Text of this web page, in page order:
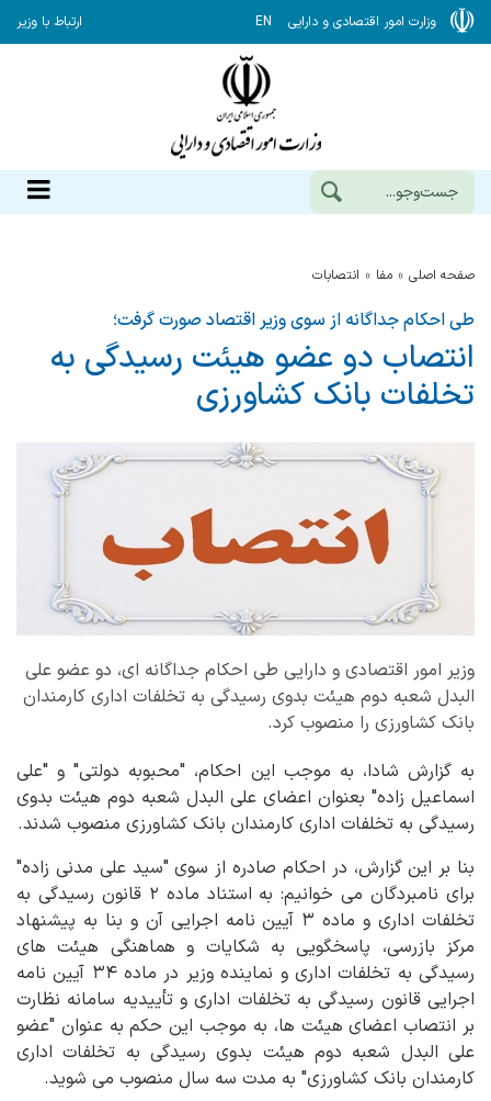
وزارت امور اقتصادی و دارایی EN ارتباط با وزیر
صفحه اصلی مفا انتصابات
طی احکام جداگانه از سوی وزیر اقتصاد صورت گرفت؛
انتصاب دو عضو هیئت رسیدگی به
تخلفات بانک کشاورزی
وزیر امور اقتصادی و دارایی طی احکام جداگانه ای، دو عضو علی
البدل شعبه دوم هیئت بدوی رسیدگی به تخلفات اداری کارمندان
بانک کشاورزی را منصوب کرد.
به گزارش شادا، به موجب این احکام، "محبوبه دولتی" و "علی
اسماعیل زاده" بعنوان اعضای علی البدل شعبه دوم هیئت بدوی
رسیدگی به تخلفات اداری کارمندان بانک کشاورزی منصوب شدند.
بنا بر این گزارش، در احکام صادره از سوی "سید علی مدنی زاده"
برای نامبردگان می خوانیم: به استناد ماده ۲ قانون رسیدگی به
تخلفات اداری و ماده ۳ آیین نامه اجرایی آن و بنا به پیشنهاد
مرکز بازرسی، پاسخگویی به شکایات و هماهنگی هیئت های
رسیدگی به تخلفات اداری و نماینده وزیر در ماده ۳۴ آیین نامه
اجرایی قانون رسیدگی به تخلفات اداری و تأییدیه سامانه نظارت
بر انتصاب اعضای هیئت ها، به موجب این حکم به عنوان "عضو
علی البدل شعبه دوم هیئت بدوی رسیدگی به تخلفات اداری
کارمندان بانک کشاورزی" به مدت سه سال منصوب می شوید.